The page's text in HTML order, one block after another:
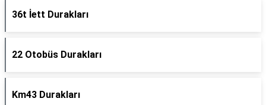
36t İett Durakları
22 Otobüs Durakları
Km43 Durakları